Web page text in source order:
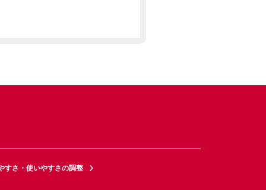
すさ・使いやすさの調整